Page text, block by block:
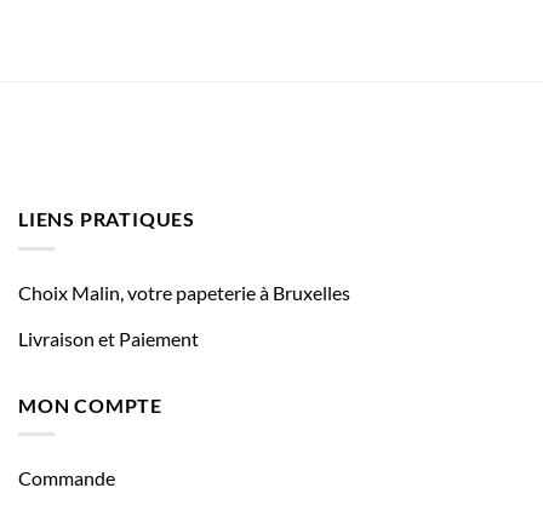
LIENS PRATIQUES
Choix Malin, votre papeterie à Bruxelles
Livraison et Paiement
MON COMPTE
Commande